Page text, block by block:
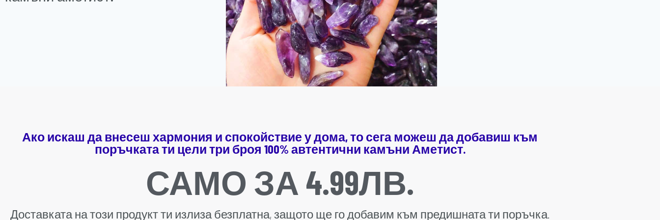
Ако искаш да внесеш хармония и спокойствие у дома, то сега можеш да добавиш към
поръчката ти цели три броя 100% автентични камъни Аметист.
САМО ЗА 4.99ЛВ.
Доставката на този продукт ти излиза безплатна, защото ще го добавим към предишната ти поръчка.